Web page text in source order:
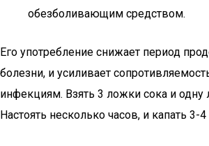
обезболивающим средством.
Его употребление снижает период
болезни, и усиливает
инфекциям. Взять 3 ложки сока и одну
Настоять несколько часов, и капать 3-